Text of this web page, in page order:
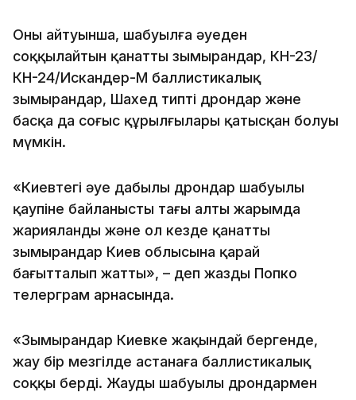
Оның айтуынша, шабуылға әуеден
соққылайтын қанатты зымырандар, КН-23/
КН-24/Искандер-М баллистикалық
зымырандар, Шахед типті дрондар және
басқа да соғыс құрылғылары қатысқан болуы
мүмкін.
«Киевтегі әуе дабылы дрондар шабуылы
қаупіне байланысты таңғы алты жарымда
жарияланды және ол кезде қанатты
зымырандар Киев облысына қарай
бағытталып жатты», – деп жазды Попко
телерграм арнасында.
«Зымырандар Киевке жақындай бергенде,
жау бір мезгілде астанаға баллистикалық
соққы берді. Жаудың шабуылы дрондармен